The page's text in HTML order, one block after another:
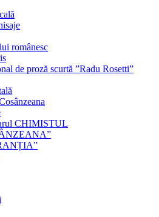
românesc
de proză scurtă ”Radu Rosetti”
CHIMISTUL